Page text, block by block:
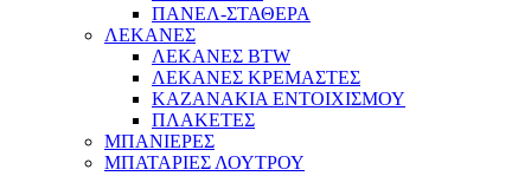
ΠΑΝΕΛ-ΣΤΑΘΕΡΑ
ΛΕΚΑΝΕΣ
ΛΕΚΑΝΕΣ BTW
ΛΕΚΑΝΕΣ ΚΡΕΜΑΣΤΕΣ
ΚΑΖΑΝΑΚΙΑ ΕΝΤΟΙΧΙΣΜΟΥ
ΠΛΑΚΕΤΕΣ
ΜΠΑΝΙΕΡΕΣ
ΜΠΑΤΑΡΙΕΣ ΛΟΥΤΡΟΥ